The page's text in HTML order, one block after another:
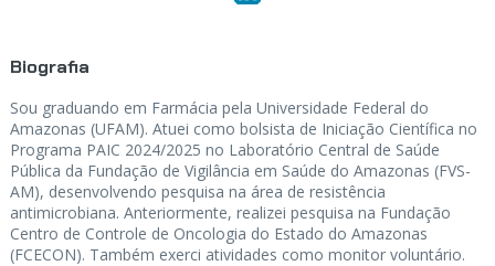
Biografia
Sou graduando em Farmácia pela Universidade Federal do
Amazonas (UFAM). Atuei como bolsista de Iniciação Científica no
Programa PAIC 2024/2025 no Laboratório Central de Saúde
Pública da Fundação de Vigilância em Saúde do Amazonas (FVS-
AM), desenvolvendo pesquisa na área de resistência
antimicrobiana. Anteriormente, realizei pesquisa na Fundação
Centro de Controle de Oncologia do Estado do Amazonas
(FCECON). Também exerci atividades como monitor voluntário.